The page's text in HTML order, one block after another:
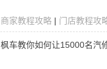
商家教程攻略 | 门店教程攻
枫车教你如何让15000名汽